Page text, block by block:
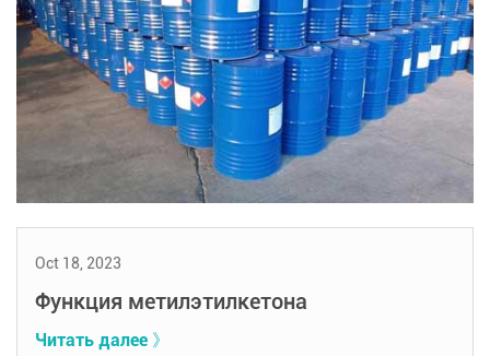
Oct 18, 2023
Функция метилэтилкетона
Читать далее 》